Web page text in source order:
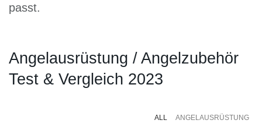
passt.
Angelausrüstung / Angelzubehör
Test & Vergleich 2023
ALL ANGELAUSRÜSTUNG